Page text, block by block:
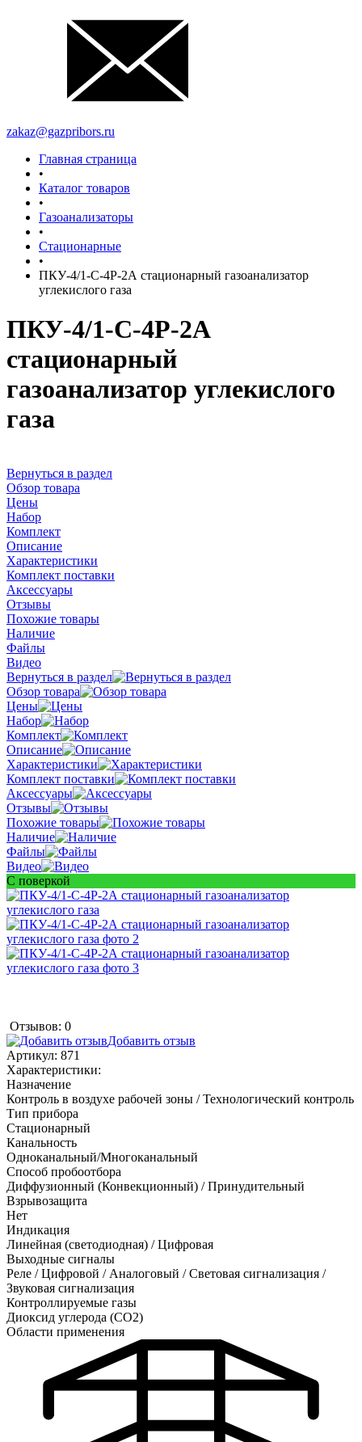
zakaz@gazpribors.ru
Главная страница
•
Каталог товаров
•
Газоанализаторы
•
Стационарные
•
ПКУ-4/1-С-4Р-2А стационарный газоанализатор
углекислого газа
ПКУ-4/1-С-4Р-2А
стационарный
газоанализатор углекислого
газа
Вернуться в раздел
Обзор товара
Цены
Набор
Комплект
Описание
Характеристики
Комплект поставки
Аксессуары
Отзывы
Похожие товары
Наличие
Файлы
Видео
Вернуться в раздел
Обзор товара
Цены
Набор
Комплект
Описание
Характеристики
Комплект поставки
Аксессуары
Отзывы
Похожие товары
Наличие
Файлы
Видео
С поверкой
Отзывов: 0
Добавить отзыв
Артикул: 871
Характеристики:
Назначение
Контроль в воздухе рабочей зоны / Технологический контроль
Тип прибора
Стационарный
Канальность
Одноканальный/Многоканальный
Способ пробоотбора
Диффузионный (Конвекционный) / Принудительный
Взрывозащита
Нет
Индикация
Линейная (светодиодная) / Цифровая
Выходные сигналы
Реле / Цифровой / Аналоговый / Световая сигнализация /
Звуковая сигнализация
Контроллируемые газы
Диоксид углерода (CO2)
Области применения